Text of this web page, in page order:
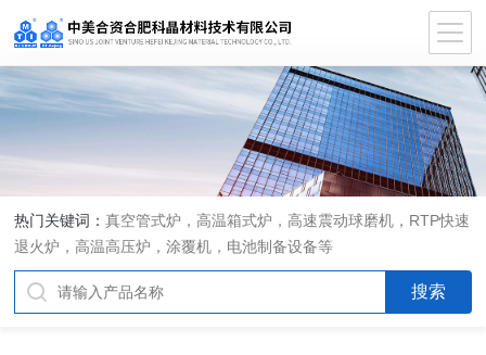
热门关键词：真空管式炉，高温箱式炉，高速震动球磨机，RTP快速
退火炉，高温高压炉，涂覆机，电池制备设备等